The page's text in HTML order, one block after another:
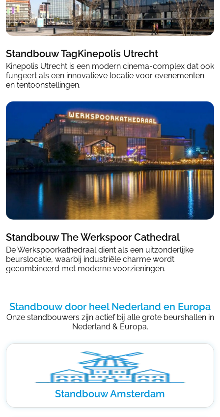
Standbouw TagKinepolis Utrecht
Kinepolis Utrecht is een modern cinema-complex dat ook
fungeert als een innovatieve locatie voor evenementen
en tentoonstellingen.
Standbouw The Werkspoor Cathedral
De Werkspoorkathedraal dient als een uitzonderlijke
beurslocatie, waarbij industriële charme wordt
gecombineerd met moderne voorzieningen.
Standbouw door heel Nederland en Europa
Onze standbouwers zijn actief bij alle grote beurshallen in
Nederland & Europa.
Standbouw Amsterdam